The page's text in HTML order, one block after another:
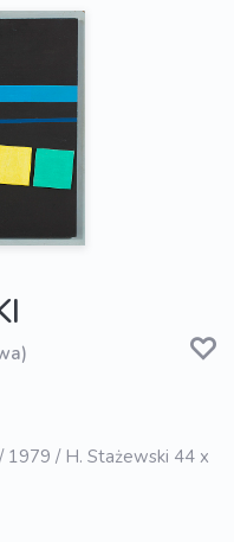
1979 / H. Stażewski 44 x